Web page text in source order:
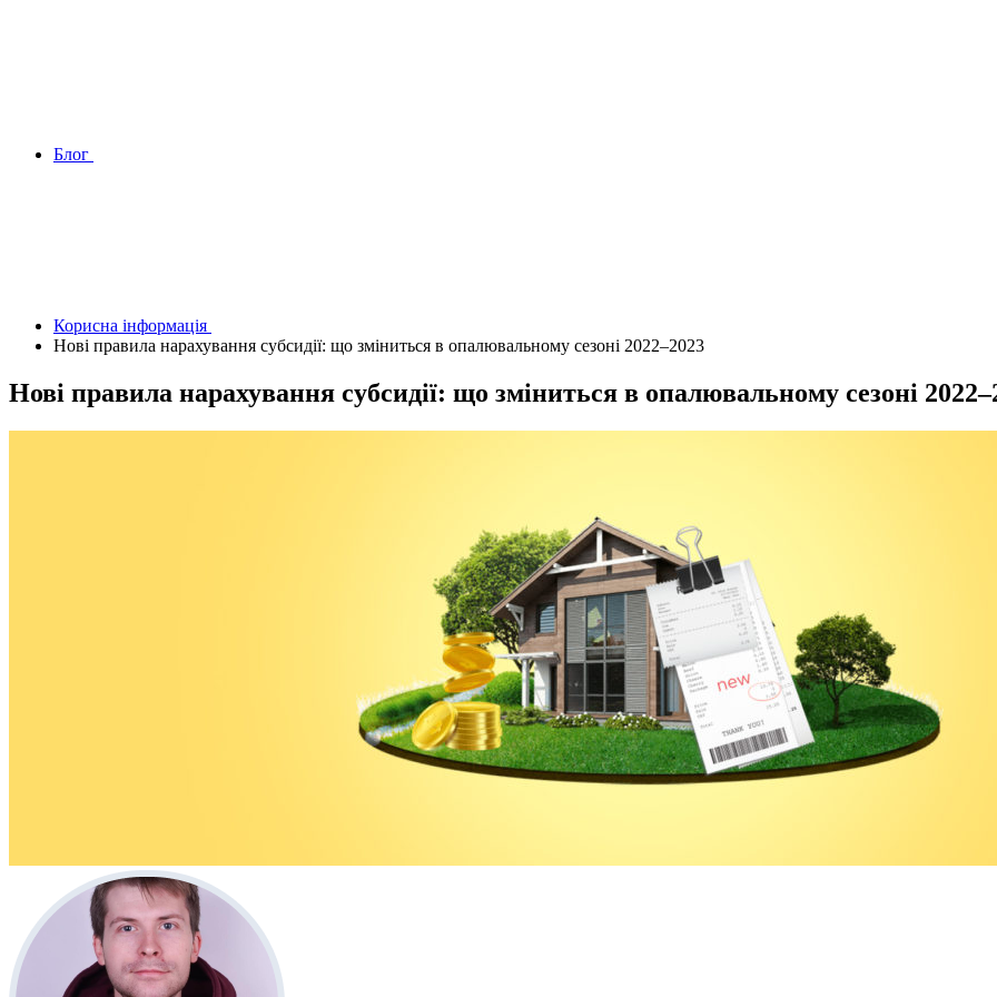
Блог
Корисна інформація
Нові правила нарахування субсидії: що зміниться в опалювальному сезоні 2022–2023
Нові правила нарахування субсидії: що зміниться в опалювальному сезоні